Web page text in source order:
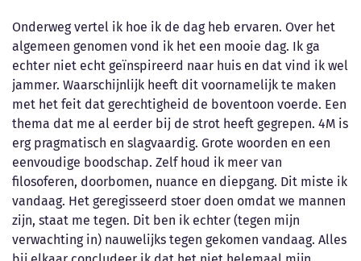
Onderweg vertel ik hoe ik de dag heb ervaren. Over het
algemeen genomen vond ik het een mooie dag. Ik ga
echter niet echt geïnspireerd naar huis en dat vind ik wel
jammer. Waarschijnlijk heeft dit voornamelijk te maken
met het feit dat gerechtigheid de boventoon voerde. Een
thema dat me al eerder bij de strot heeft gegrepen. 4M is
erg pragmatisch en slagvaardig. Grote woorden en een
eenvoudige boodschap. Zelf houd ik meer van
filosoferen, doorbomen, nuance en diepgang. Dit miste ik
vandaag. Het geregisseerd stoer doen omdat we mannen
zijn, staat me tegen. Dit ben ik echter (tegen mijn
verwachting in) nauwelijks tegen gekomen vandaag. Alles